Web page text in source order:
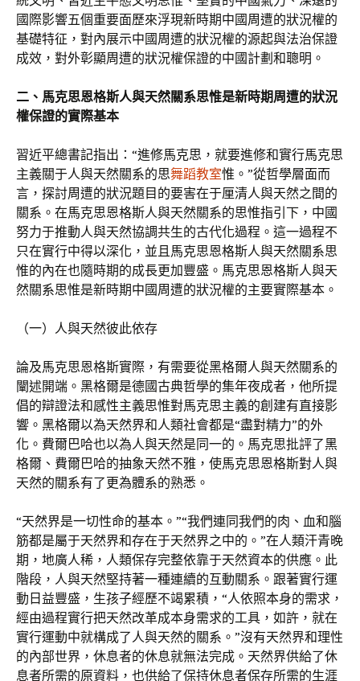
國際影響五個重要面歷來浮現新時期中國周遭的狀況權的
基礎特征，對內展示中國周遭的狀況權的源起與法治保證
成效，對外彰顯周遭的狀況權保證的中國計劃和聰明。
二、馬克思恩格斯人與天然關系思惟是新時期周遭的狀況
權保證的實際基本
習近平總書記指出：“進修馬克思，就要進修和實行馬克思
主義關于人與天然關系的思舞蹈教室惟。”從哲學層面而
言，探討周遭的狀況題目的要害在于厘清人與天然之間的
關系。在馬克思恩格斯人與天然關系的思惟指引下，中國
努力于推動人與天然協調共生的古代化過程。這一過程不
只在實行中得以深化，並且馬克思恩格斯人與天然關系思
惟的內在也隨時期的成長更加豐盛。馬克思恩格斯人與天
然關系思惟是新時期中國周遭的狀況權的主要實際基本。
（一）人與天然彼此依存
論及馬克思恩格斯實際，有需要從黑格爾人與天然關系的
闡述開端。黑格爾是德國古典哲學的集年夜成者，他所提
倡的辯證法和感性主義思惟對馬克思主義的創建有直接影
響。黑格爾以為天然界和人類社會都是“盡對精力”的外
化。費爾巴哈也以為人與天然是同一的。馬克思批評了黑
格爾、費爾巴哈的抽象天然不雅，使馬克思恩格斯對人與
天然的關系有了更為體系的熟悉。
“天然界是一切性命的基本。”“我們連同我們的肉、血和腦
筋都是屬于天然界和存在于天然界之中的。”在人類汗青晚
期，地廣人稀，人類保存完整依靠于天然資本的供應。此
階段，人與天然堅持著一種連續的互動關系。跟著實行運
動日益豐盛，生孩子經歷不竭累積，“人依照本身的需求，
經由過程實行把天然改革成本身需求的工具，如許，就在
實行運動中就構成了人與天然的關系。”沒有天然界和理性
的內部世界，休息者的休息就無法完成。天然界供給了休
息者所需的原資料，也供給了保持休息者保存所需的生涯